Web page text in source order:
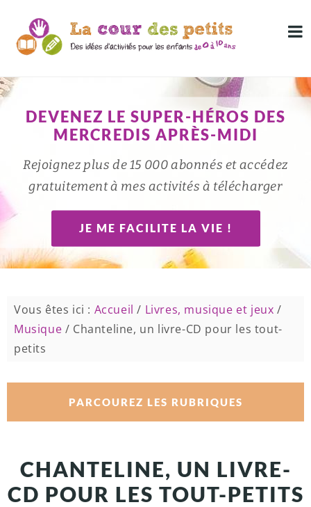
DEVENEZ LE SUPER-HÉROS DES
MERCREDIS APRÈS-MIDI
Rejoignez plus de 15 000 abonnés et accédez
gratuitement à mes activités à télécharger
JE ME FACILITE LA VIE !
Vous êtes ici : Accueil / Livres, musique et jeux /
Musique / Chanteline, un livre-CD pour les tout-
petits
PARCOUREZ LES RUBRIQUES
CHANTELINE, UN LIVRE-
CD POUR LES TOUT-PETITS